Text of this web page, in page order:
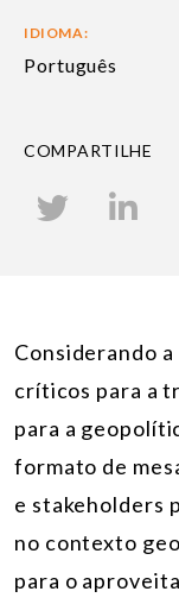
IDIOMA:
Português
COMPARTILHE
Considerando
críticos para a
para a
formato de
e stakeholders
no contexto
para o